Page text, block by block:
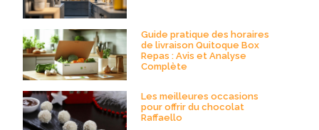
Guide pratique des horaires
de livraison Quitoque Box
Repas : Avis et Analyse
Complète
Les meilleures occasions
pour offrir du chocolat
Raffaello